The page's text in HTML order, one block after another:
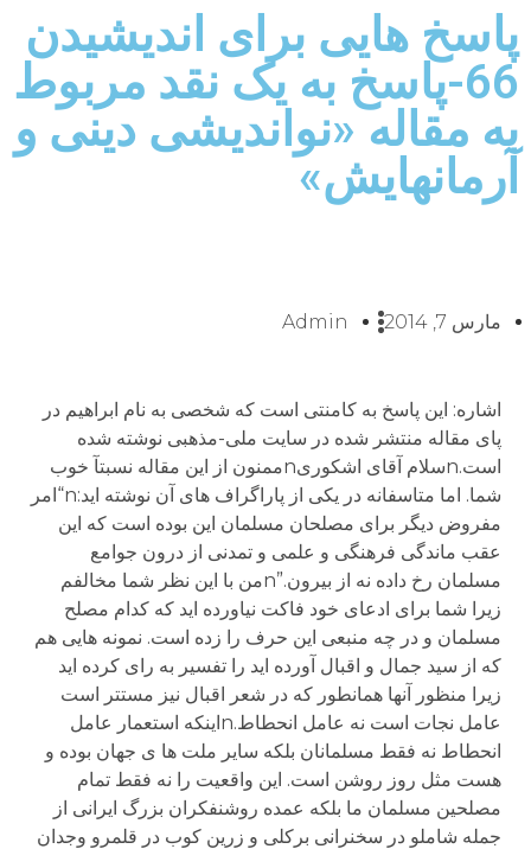
پاسخ هایی برای اندیشیدن
66-پاسخ به یک نقد مربوط
به مقاله «نواندیشی دینی و
آرمانهایش»
مارس 7, 2014 Admin
اشاره: این پاسخ به کامنتی است که شخصی به نام ابراهیم در
پای مقاله منتشر شده در سایت ملی-مذهبی نوشته شده
است.nسلام آقای اشکوریnممنون از این مقاله نسبتآ خوب
شما. اما متاسفانه در یکی از پاراگراف های آن نوشته اید:n“امر
مفروض دیگر برای مصلحان مسلمان این بوده است که این
عقب ماندگی فرهنگی و علمی و تمدنی از درون جوامع
مسلمان رخ داده نه از بیرون.”nمن با این نظر شما مخالفم
زیرا شما برای ادعای خود فاکت نیاورده اید که کدام مصلح
مسلمان و در چه منبعی این حرف را زده است. نمونه هایی هم
که از سید جمال و اقبال آورده اید را تفسیر به رای کرده اید
زیرا منظور آنها همانطور که در شعر اقبال نیز مستتر است
عامل نجات است نه عامل انحطاط.nاینکه استعمار عامل
انحطاط نه فقط مسلمانان بلکه سایر ملت ها ی جهان بوده و
هست مثل روز روشن است. این واقعیت را نه فقط تمام
مصلحین مسلمان ما بلکه عمده روشنفکران بزرگ ایرانی از
جمله شاملو در سخنرانی برکلی و زرین کوب در قلمرو وجدان